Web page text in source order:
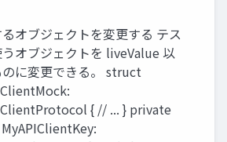
オブジェクトを変更する テス
うオブジェクトを liveValue 以
に変更できる。 struct
{ // ... } private